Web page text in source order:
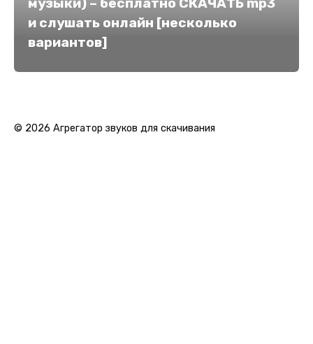
музыки) – бесплатно СКАЧАТЬ mp3
и слушать онлайн [несколько
вариантов]
© 2026 Агрегатор звуков для скачивания